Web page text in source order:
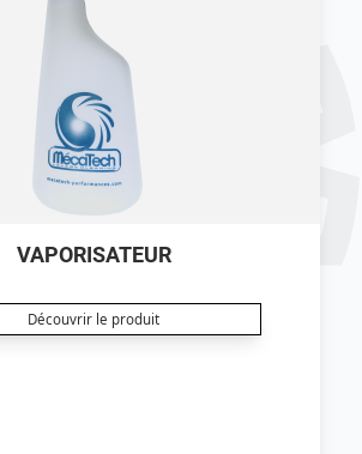
VAPORISATEUR
Découvrir le produit